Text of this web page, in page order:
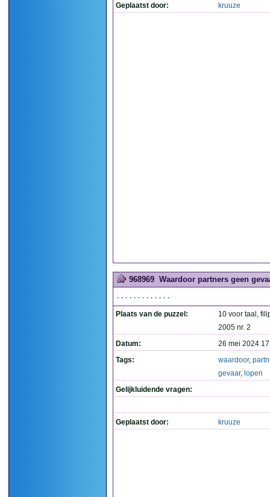
Geplaatst door: kruuze
968969 Waardoor partners geen
.............
Plaats van de puzzel:
10 voor taal,
2005 nr. 2
Datum:
26 mei 2024
Tags:
waardoor,
gevaar, lopen
Gelijkluidende vragen:
Geplaatst door: kruuze